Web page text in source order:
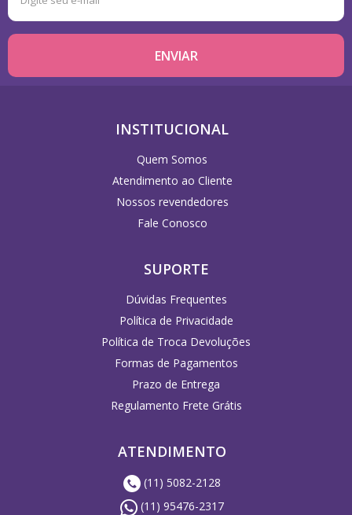
INSTITUCIONAL
Quem Somos
Atendimento ao Cliente
Nossos revendedores
Fale Conosco
SUPORTE
Dúvidas Frequentes
Política de Privacidade
Política de Troca Devoluções
Formas de Pagamentos
Prazo de Entrega
Regulamento Frete Grátis
ATENDIMENTO
(11) 5082-2128
(11) 95476-2317